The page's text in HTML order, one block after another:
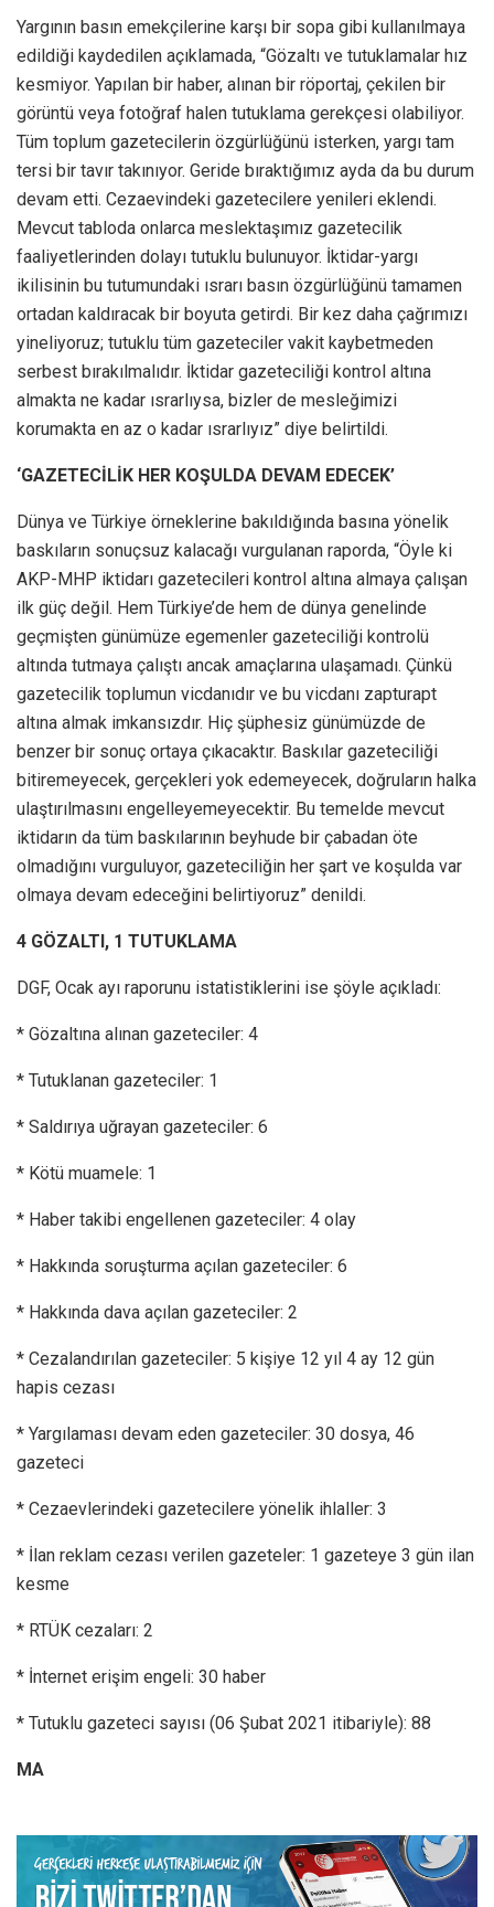
Yargının basın emekçilerine karşı bir sopa gibi kullanılmaya
edildiği kaydedilen açıklamada, “Gözaltı ve tutuklamalar hız
kesmiyor. Yapılan bir haber, alınan bir röportaj, çekilen bir
görüntü veya fotoğraf halen tutuklama gerekçesi olabiliyor.
Tüm toplum gazetecilerin özgürlüğünü isterken, yargı tam
tersi bir tavır takınıyor. Geride bıraktığımız ayda da bu durum
devam etti. Cezaevindeki gazetecilere yenileri eklendi.
Mevcut tabloda onlarca meslektaşımız gazetecilik
faaliyetlerinden dolayı tutuklu bulunuyor. İktidar-yargı
ikilisinin bu tutumundaki ısrarı basın özgürlüğünü tamamen
ortadan kaldıracak bir boyuta getirdi. Bir kez daha çağrımızı
yineliyoruz; tutuklu tüm gazeteciler vakit kaybetmeden
serbest bırakılmalıdır. İktidar gazeteciliği kontrol altına
almakta ne kadar ısrarlıysa, bizler de mesleğimizi
korumakta en az o kadar ısrarlıyız” diye belirtildi.
‘GAZETECİLİK HER KOŞULDA DEVAM EDECEK’
Dünya ve Türkiye örneklerine bakıldığında basına yönelik
baskıların sonuçsuz kalacağı vurgulanan raporda, “Öyle ki
AKP-MHP iktidarı gazetecileri kontrol altına almaya çalışan
ilk güç değil. Hem Türkiye’de hem de dünya genelinde
geçmişten günümüze egemenler gazeteciliği kontrolü
altında tutmaya çalıştı ancak amaçlarına ulaşamadı. Çünkü
gazetecilik toplumun vicdanıdır ve bu vicdanı zapturapt
altına almak imkansızdır. Hiç şüphesiz günümüzde de
benzer bir sonuç ortaya çıkacaktır. Baskılar gazeteciliği
bitiremeyecek, gerçekleri yok edemeyecek, doğruların halka
ulaştırılmasını engelleyemeyecektir. Bu temelde mevcut
iktidarın da tüm baskılarının beyhude bir çabadan öte
olmadığını vurguluyor, gazeteciliğin her şart ve koşulda var
olmaya devam edeceğini belirtiyoruz” denildi.
4 GÖZALTI, 1 TUTUKLAMA
DGF, Ocak ayı raporunu istatistiklerini ise şöyle açıkladı:
* Gözaltına alınan gazeteciler: 4
* Tutuklanan gazeteciler: 1
* Saldırıya uğrayan gazeteciler: 6
* Kötü muamele: 1
* Haber takibi engellenen gazeteciler: 4 olay
* Hakkında soruşturma açılan gazeteciler: 6
* Hakkında dava açılan gazeteciler: 2
* Cezalandırılan gazeteciler: 5 kişiye 12 yıl 4 ay 12 gün
hapis cezası
* Yargılaması devam eden gazeteciler: 30 dosya, 46
gazeteci
* Cezaevlerindeki gazetecilere yönelik ihlaller: 3
* İlan reklam cezası verilen gazeteler: 1 gazeteye 3 gün ilan
kesme
* RTÜK cezaları: 2
* İnternet erişim engeli: 30 haber
* Tutuklu gazeteci sayısı (06 Şubat 2021 itibariyle): 88
MA